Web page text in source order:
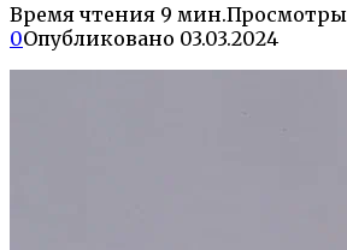
Время чтения 9 мин.Просмотры
0Опубликовано 03.03.2024